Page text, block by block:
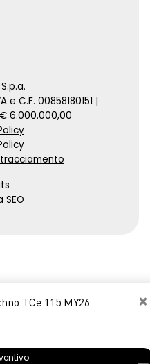
×
TCe 115 MY26
e C.F. 00858180151 |
6.000.000,00
SEO